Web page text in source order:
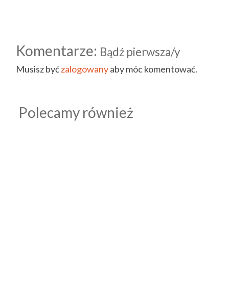
Komentarze: Bądź pierwsza/y
Musisz byćzalogowanyaby móc komentować.
Polecamy również